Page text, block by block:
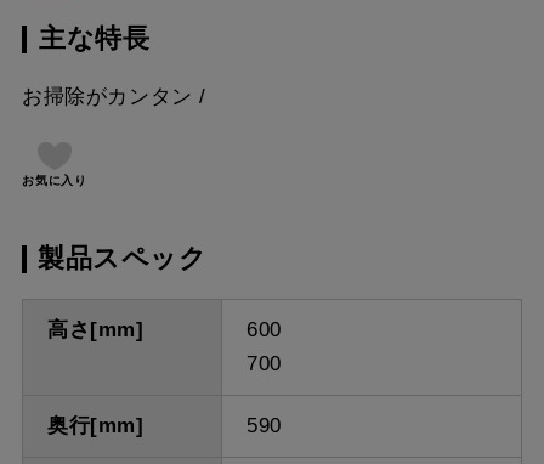
主な特長
お掃除がカンタン
お気に入り
製品スペック
高さ[mm]
600
700
奥行[mm] 590